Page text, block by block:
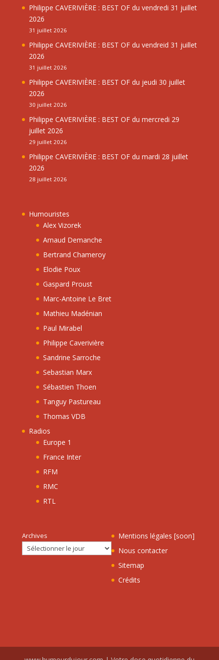
Philippe CAVERIVIÈRE : BEST OF du vendredi 31 juillet
2026
31 juillet 2026
Philippe CAVERIVIÈRE : BEST OF du vendreid 31 juillet
2026
31 juillet 2026
Philippe CAVERIVIÈRE : BEST OF du jeudi 30 juillet
2026
30 juillet 2026
Philippe CAVERIVIÈRE : BEST OF du mercredi 29
juillet 2026
29 juillet 2026
Philippe CAVERIVIÈRE : BEST OF du mardi 28 juillet
2026
28 juillet 2026
Humouristes
Alex Vizorek
Arnaud Demanche
Bertrand Chameroy
Elodie Poux
Gaspard Proust
Marc-Antoine Le Bret
Mathieu Madénian
Paul Mirabel
Philippe Caverivière
Sandrine Sarroche
Sebastian Marx
Sébastien Thoen
Tanguy Pastureau
Thomas VDB
Radios
Europe 1
France Inter
RFM
RMC
RTL
Archives
Mentions légales [soon]
Nous contacter
Sitemap
Crédits